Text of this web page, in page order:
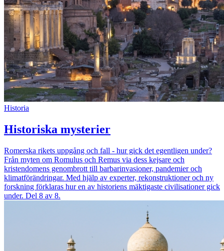
Historia
Historiska mysterier
Romerska rikets uppgång och fall - hur gick det egentligen under?
Från myten om Romulus och Remus via dess kejsare och
kristendomens genombrott till barbarinvasioner, pandemier och
klimatförändringar. Med hjälp av experter, rekonstruktioner och ny
forskning förklaras hur en av historiens mäktigaste civilisationer gick
under. Del 8 av 8.